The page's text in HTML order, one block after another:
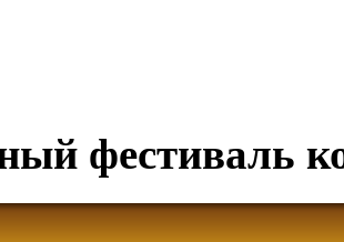
фестиваль